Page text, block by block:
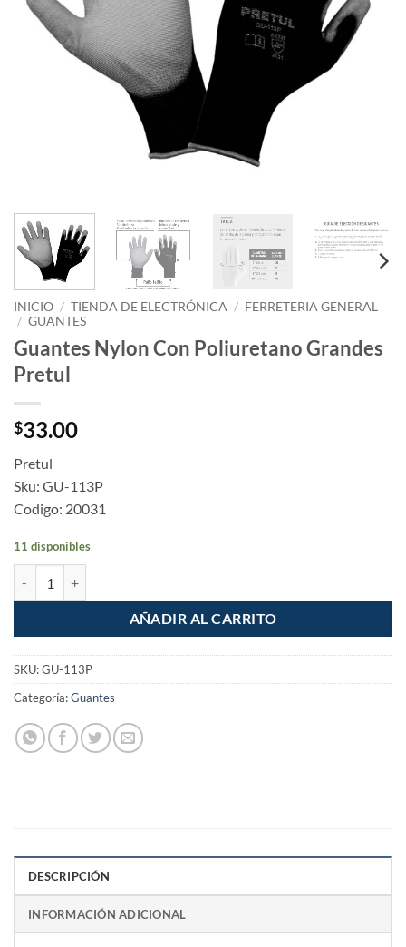
INICIO / TIENDA DE ELECTRÓNICA / FERRETERIA GENERAL
/ GUANTES
Guantes Nylon Con Poliuretano Grandes
Pretul
$33.00
Pretul
Sku: GU-113P
Codigo: 20031
11 disponibles
AÑADIR AL CARRITO
SKU:GU-113P
Categoría:Guantes
DESCRIPCIÓN
INFORMACIÓN ADICIONAL